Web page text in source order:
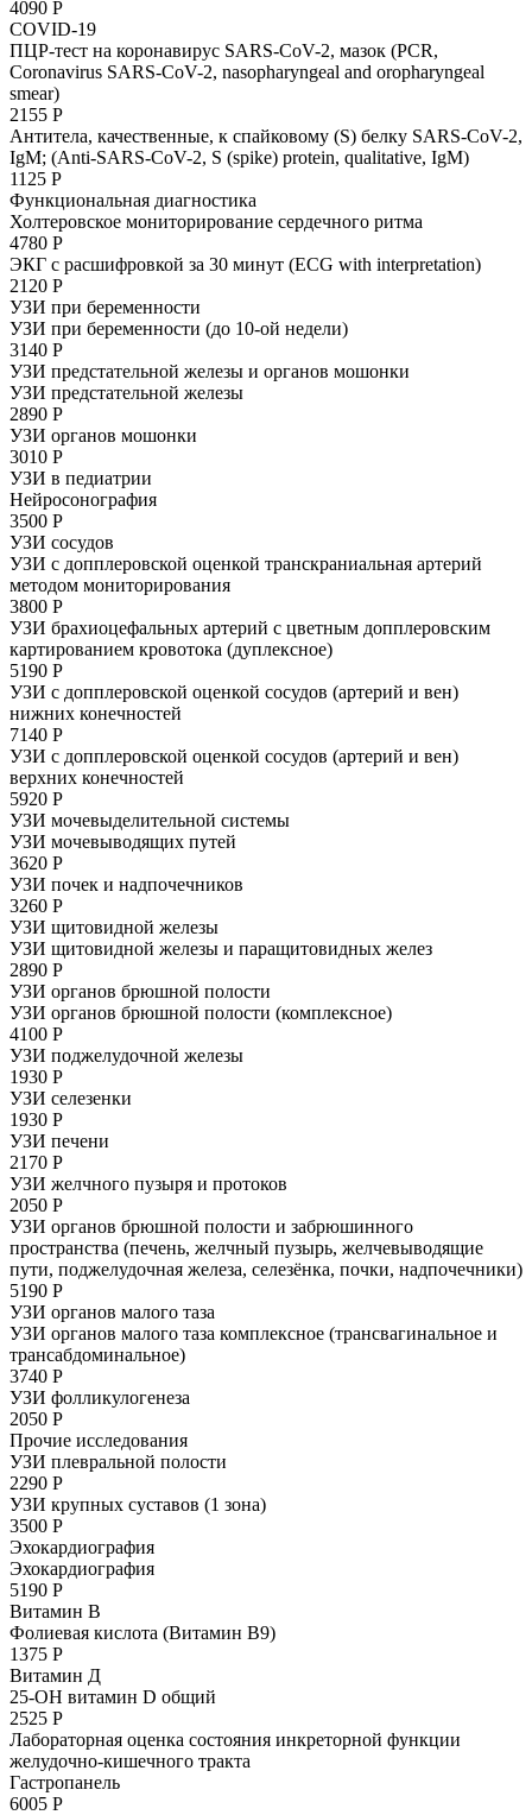
4090 Р
COVID-19
ПЦР-тест на коронавирус SARS-CoV-2, мазок (PCR,
Coronavirus SARS-CoV-2, nasopharyngeal and oropharyngeal
smear)
2155 Р
Антитела, качественные, к спайковому (S) белку SARS-CoV-2,
IgM; (Anti-SARS-CoV-2, S (spike) protein, qualitative, IgM)
1125 Р
Функциональная диагностика
Холтеровское мониторирование сердечного ритма
4780 Р
ЭКГ с расшифровкой за 30 минут (ECG with interpretation)
2120 Р
УЗИ при беременности
УЗИ при беременности (до 10-ой недели)
3140 Р
УЗИ предстательной железы и органов мошонки
УЗИ предстательной железы
2890 Р
УЗИ органов мошонки
3010 Р
УЗИ в педиатрии
Нейросонография
3500 Р
УЗИ сосудов
УЗИ с допплеровской оценкой транскраниальная артерий
методом мониторирования
3800 Р
УЗИ брахиоцефальных артерий с цветным допплеровским
картированием кровотока (дуплексное)
5190 Р
УЗИ с допплеровской оценкой сосудов (артерий и вен)
нижних конечностей
7140 Р
УЗИ с допплеровской оценкой сосудов (артерий и вен)
верхних конечностей
5920 Р
УЗИ мочевыделительной системы
УЗИ мочевыводящих путей
3620 Р
УЗИ почек и надпочечников
3260 Р
УЗИ щитовидной железы
УЗИ щитовидной железы и паращитовидных желез
2890 Р
УЗИ органов брюшной полости
УЗИ органов брюшной полости (комплексное)
4100 Р
УЗИ поджелудочной железы
1930 Р
УЗИ селезенки
1930 Р
УЗИ печени
2170 Р
УЗИ желчного пузыря и протоков
2050 Р
УЗИ органов брюшной полости и забрюшинного
пространства (печень, желчный пузырь, желчевыводящие
пути, поджелудочная железа, селезёнка, почки, надпочечники)
5190 Р
УЗИ органов малого таза
УЗИ органов малого таза комплексное (трансвагинальное и
трансабдоминальное)
3740 Р
УЗИ фолликулогенеза
2050 Р
Прочие исследования
УЗИ плевральной полости
2290 Р
УЗИ крупных суставов (1 зона)
3500 Р
Эхокардиография
Эхокардиография
5190 Р
Витамин В
Фолиевая кислота (Витамин В9)
1375 Р
Витамин Д
25-OH витамин D общий
2525 Р
Лабораторная оценка состояния инкреторной функции
желудочно-кишечного тракта
Гастропанель
6005 Р